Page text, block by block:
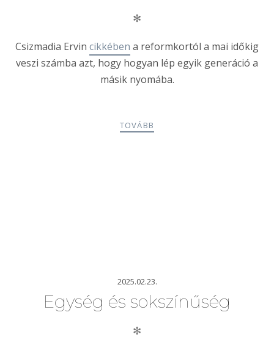
✻
Csizmadia Ervin cikkében a reformkortól a mai időkig
veszi számba azt, hogy hogyan lép egyik generáció a
másik nyomába.
TOVÁBB
2025.02.23.
Egység és sokszínűség
✻